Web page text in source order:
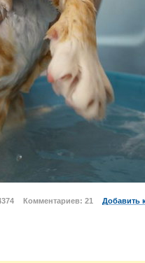
Комментариев: 21 Добавить